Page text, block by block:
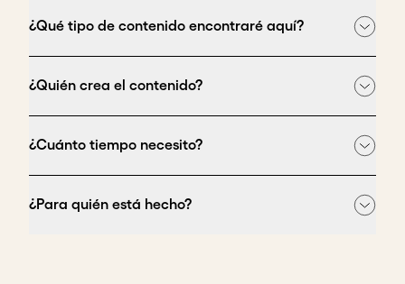
¿Qué tipo de contenido encontraré aquí?
¿Quién crea el contenido?
¿Cuánto tiempo necesito?
¿Para quién está hecho?